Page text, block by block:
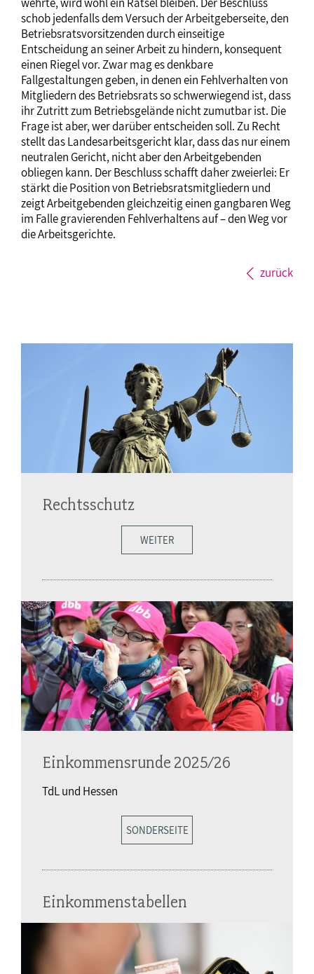
schob jedenfalls dem Versuch der Arbeitgeberseite, den
Betriebsratsvorsitzenden durch einseitige
Entscheidung an seiner Arbeit zu hindern, konsequent
einen Riegel vor. Zwar mag es denkbare
Fallgestaltungen geben, in denen ein Fehlverhalten von
Mitgliedern des Betriebsrats so schwerwiegend ist, dass
ihr Zutritt zum Betriebsgelände nicht zumutbar ist. Die
Frage ist aber, wer darüber entscheiden soll. Zu Recht
stellt das Landesarbeitsgericht klar, dass das nur einem
neutralen Gericht, nicht aber den Arbeitgebenden
obliegen kann. Der Beschluss schafft daher zweierlei: Er
stärkt die Position von Betriebsratsmitgliedern und
zeigt Arbeitgebenden gleichzeitig einen gangbaren Weg
im Falle gravierenden Fehlverhaltens auf – den Weg vor
die Arbeitsgerichte.
zurück
Rechtsschutz
WEITER
Einkommensrunde 2025/26
TdL und Hessen
SONDERSEITE
Einkommenstabellen